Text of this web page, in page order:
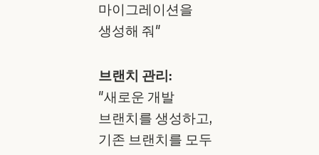
마이그레이션을
생성해 줘"
브랜치 관리:
"새로운 개발
브랜치를 생성하고,
기존 브랜치를 모두